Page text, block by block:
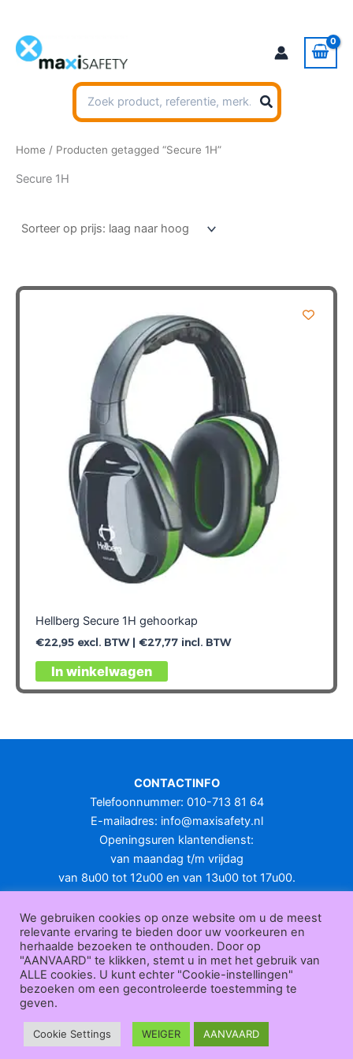
inhoud
Zoeken
naar:
Home / Producten getagged “Secure 1H”
Secure 1H
Hellberg Secure 1H gehoorkap
€22,95excl. BTW | €27,77incl. BTW
In winkelwagen
CONTACTINFO
Telefoonnummer: 010-713 81 64
E-mailadres: info@maxisafety.nl
Openingsuren klantendienst:
van maandag t/m vrijdag
van 8u00 tot 12u00 en van 13u00 tot 17u00.
KLANTENSERVICE
Over
ons|Bedrijfsgegevens| F.A.Q.|Bestelprocedure | Betaling
ending | Retourneren|Herroepingsrecht|Herroepingsfunctie
ederverkoop|Bedrukken|Contact
Algemene voorwaarden
Maxisafety.nl © 2026
We gebruiken cookies op onze website om u de meest
relevante ervaring te bieden door uw voorkeuren en
herhaalde bezoeken te onthouden. Door op
"AANVAARD" te klikken, stemt u in met het gebruik van
ALLE cookies. U kunt echter "Cookie-instellingen"
bezoeken om een gecontroleerde toestemming te
geven.
Cookie Settings WEIGER AANVAARD